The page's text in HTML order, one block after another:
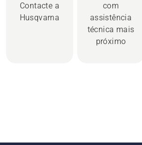
Contacte a
Husqvarna
com
assistência
técnica mais
próximo